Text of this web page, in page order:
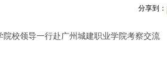
分享到：
院校领导一行赴广州城建职业学院考察交流